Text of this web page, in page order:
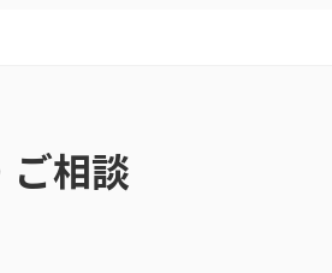
ご相談